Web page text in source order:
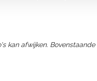
kan afwijken.